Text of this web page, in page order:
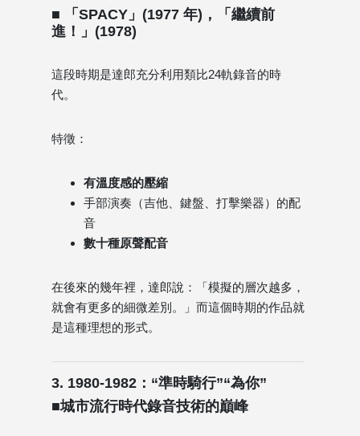
■ 「SPACY」(1977 年)，「繼續前
進！」(1978)
這段時期是達郎充分利用類比24軌錄音的時
代。
特徵：
有溫度感的壓縮
手部演奏（吉他、鍵盤、打擊樂器）的配
音
數十種原聲配音
在後來的幾年裡，達郎說：「模擬的層次越多，
就會有更多的細微差別。」而這個時期的作品就
是這種理想的形式。
3. 1980-1982：“準時騎行”“為你”
■城市流行時代錄音技術的巔峰